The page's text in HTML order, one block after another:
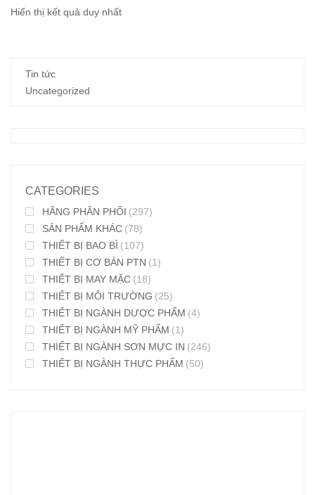
Hiển thị kết quả duy nhất
Tin tức
Uncategorized
CATEGORIES
HÃNG PHÂN PHỐI (297)
SẢN PHẨM KHÁC (78)
THIẾT BỊ BAO BÌ (107)
THIẾT BỊ CƠ BẢN PTN (1)
THIẾT BỊ MAY MẶC (18)
THIẾT BỊ MÔI TRƯỜNG (25)
THIẾT BỊ NGÀNH DƯỢC PHẨM (4)
THIẾT BỊ NGÀNH MỸ PHẨM (1)
THIẾT BỊ NGÀNH SƠN MỰC IN (246)
THIẾT BỊ NGÀNH THỰC PHẨM (50)